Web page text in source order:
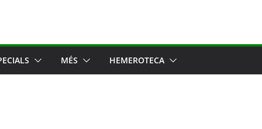
MÉS HEMEROTECA